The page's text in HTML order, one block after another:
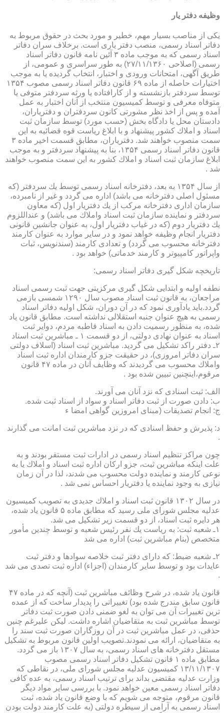
وظیفه دفتر یار
یكی از مناصب بسیار مهم، خطیر و مورد بحث در حقوق مربوط به
دفاتر اسناد رسمی، منصب دفتر یاری است. برخلاف سران دفاتر
اسناد رسمی كه به موجب ماده ۳ آئین نامه قانون دفاتر اسناد
رسمی (اصلاحی ۲۷/۱۱/۱۳۶۰) به طور سراسری و عمومی، از
طریق آگهی، امتحانات ورودی و اختبار، انتخاب گردیده یا به موجب
اختیارات حاصله از ماده ۶۹ قانون دفاتر اسناد رسمی مصوب ۱۳۵۴
توسط سردفتر بازنشسته و از كارافتاده یا ورثه سردفتر متوفی یا
متوفاه معرفی و توسط كمیسیون منتخب از آنان اختبار به عمل
آمده و پس از اخذ نظر مشورتی كانون سردفتران و دفتریاران،
دادستان محل یا دادگاه بخش (حسب مورد) توسط سازمان ثبت
اسناد و املاك كشور پیشنهاد و با ابلاغ ریاست قوه قضائیه به این
سمت منصوب خواهند شد. دفتریاران، مطابق قسمت اخیر ماده ۳
قانون دفاتر اسناد رسمی ۱۳۵۴، بنا به پیشنهاد سردفتر و به موجب
ابلاغ سازمان ثبت اسناد و املاك كشور به این سمت منصوب خواهند
شد .
از سال ۱۳۵۴ به بعد، دفترخانه اسناد رسمی توسط یك سردفتر (كه
مسئول اصلی دفترخانه می باشد) اداره می گردد و غیر از نامبرده،
سازمان اداری دفترخانه مركب از یك دفتریار اول (كه معاون
سردفتر و نماینده سازمان ثبت اسناد واملاك می باشد) و عنداللزوم
یك دفتریار دوم (كه در غیاب دفتریار اول، به عنوان جانشین قانونی
دفتریار انجام وظیفه خواهد نمود و در سایر موارد به عنوان كارمند
دفترخانه محسوب می گردد) و تعدادی كارمند (سندنویس، ثبات
واپراتور كامپیوتر و كارمند خدماتی) خواهد بود .
تاریخچه شكل گیری دفاتر اسناد رسمی:
نطفه اولیه و ابتدایی شكل گیری مركزیتی جهت ثبت رسمی اسناد
مراجعان، به قانون ثبت اسناد مصوب سال ۱۲۹۰ شمسی بازمی
گردد.باید یادآوری نمود كه در آن دوران، شكل اولیه دفاتر اسناد
رسمی به هیچ عنوان جنبه استقلالی نداشته است. مطابق قانون یاد
شده، به منظور رسمیت دادن به اسناد قاطبه مردم، دوایر ثبت
اسناد به عنوان نهادی دولتی، از دو قسمت ۱ ـ مباشرین ثبت اسناد
۲ـ دفتر راكد تشكیل می گردید. مباشرین ثبت اسناد (اسلاف دولتی
سران دفاتر امروزی)، در حقیقت جزو كارمندان اداره ثبت اسناد
واملاك محسوب می گردیدند كه وظایف آنان در ماده ۴۷ قانون
مرقوم،اینچنین تبیین شده بود .
الف: ثبت اسنادی كه نزد آنان می آورند.
ب: دادن صورت از ثبت دفاتر اسناد و سواد از اسناد ثبت شده.
ج: انجام تصدیقات (مبنای امروزین گواهی امضا ء
د: پذیرش و حفظ اسنادی كه در نزد مباشرین ثبت امانت می گذارند
.
چون مراكز تنظیم اسناد رسمی در ادارات ثبت مستقر بودند و به
علت اینكه مباشرین ثبت، جزو اركان اداره ثبت اسناد و املاك یا به
نوعی كارمند و نماینده دولت محسوب می شدند، لذا در آن زمان
نیازی به وجود نماینده یا دفتریار احساس نمی شد .
در سال ۱۳۰۲ قانون ثبت اسناد و املاك جدیدی به تصویب كمیسیون
عدلیه مجلس شورای ملی رسید كه مطابق ماده ۵ قانون یاد شده،
هر دایره ثبت اسناد، از دو قسمت زیر تشكیل می شد.
۱ـ شعبه ثبت: به ریاست یك نفر رئیس شعبه و توسط چندین مأمور
متخصص (بنام مباشرین ثبت) اداره می شد
۲ـ شعبه ضبط: كه دارای دفتر ثبت خلاصه سوادها و دفتر ثبت
عایدات بود و توسط سایر كارمندان (اجزاء) اداره ثبت تصدی می شد
.
قانون یاد شده، در شرح وظائف مباشرین ثبت (آنچه كه در ماده ۴۷
قانون سابق مندرج شده بود) تغییراتی را پدیدار ساخت كه از عمده
ترین تغییرات آن می توان به لغو ضمنی دادن صورت ثبت دفاتر
توسط مباشرین ثبت به متقاضیان اشاره داشت. لیكن علیرغم چنین
حذفی، در عمل مباشرین ثبت در آن روزگاران صورت ثبت سند را
به متقاضیان، ارائه می نمودند.تصویب اولین قانون مربوط به تشكیل
مستقل دفترخانه های اسناد رسمی، به سال ۱۳۰۷ باز می گردد.
مطابق ماده ۱ قانون تشكیل دفاتر اسناد رسمی مصوب
۱۳/۱۱/۱۳۰۷ كمیسیون عدلیه مجلس شورای ملی، در نقاطی كه
وزارت عدلیه مقتضی بداند برای ترتیب اسناد رسمی، به عده كافی
دفاتر اسناد رسمی معین خواهد نمود. با بررسی سایر مواد دیگر
قانون مرقوم، متوجه می شویم كه با وضع قانون یاد شده، ثبت
اسناد رسمی به آرامی از سیطره دولتی (به علت كارمند دولت بودن